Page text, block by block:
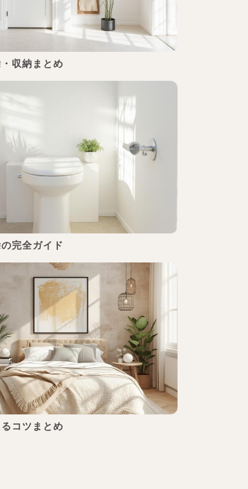
収納まとめ
完全ガイド
コツまとめ